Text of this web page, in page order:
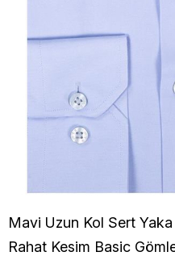
Mavi Uzun Kol Sert
Rahat Kesim Basic